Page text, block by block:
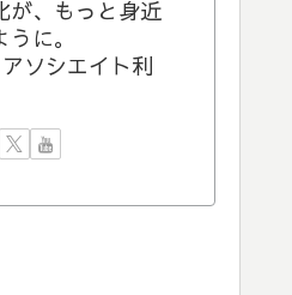
が、もっと身近
に。
ソシエイト利